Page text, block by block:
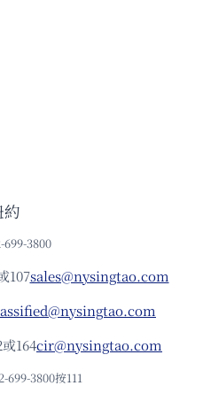
約
699-3800
107sales@nysingtao.com
164cir@nysingtao.com
699-3800按111